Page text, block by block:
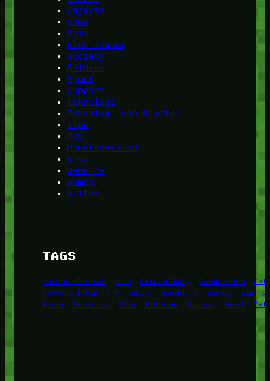
Sejarah
Show
Skin
Slot Jepang
Society
Soldier
Sport
Support
Teknologi
Teknologi dan Digital
Tips
Toy
Uncategorized
Visa
Website
Women
Writer
TAGS
Amerika Serikat Bold Call of Duty Celebration
Korea Selatan
KPK Kuliner Nusantara Legacy Lip
Rusia
Sensation Skin Solution Success Sweet Tale